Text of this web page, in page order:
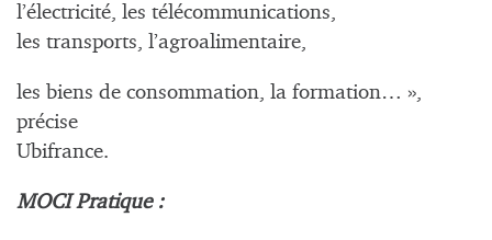
l’électricité, les télécommunications,
les transports, l’agroalimentaire,
les biens de consommation, la formation… »,
précise
Ubifrance.
MOCI Pratique :